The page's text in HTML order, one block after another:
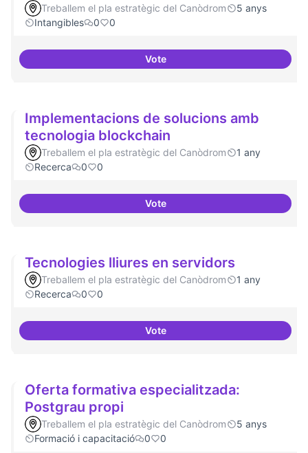
Treballem el pla estratègic del Canòdrom
5 anys
Intangibles
0 0
VoteEspai punter en innovació
Implementacions de solucions amb
tecnologia blockchain
Treballem el pla estratègic del Canòdrom
1 any
Recerca
0 0
VoteImplementacions de solucions
Tecnologies lliures en servidors
Treballem el pla estratègic del Canòdrom
1 any
Recerca
0 0
VoteTecnologies lliures en servidors
Oferta formativa especialitzada:
Postgrau propi
Treballem el pla estratègic del Canòdrom
5 anys
Formació i capacitació
0 0